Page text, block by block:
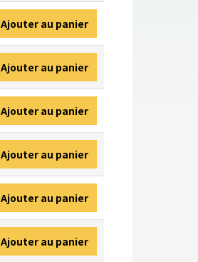
Ajouter au panier
Ajouter au panier
Ajouter au panier
Ajouter au panier
Ajouter au panier
Ajouter au panier